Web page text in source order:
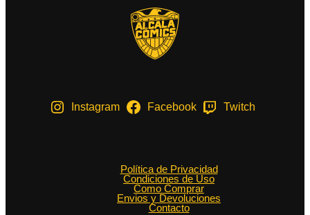
Instagram Facebook Twitch
Política de Privacidad
Condiciones de Uso
Como Comprar
Envios y Devoluciones
Contacto